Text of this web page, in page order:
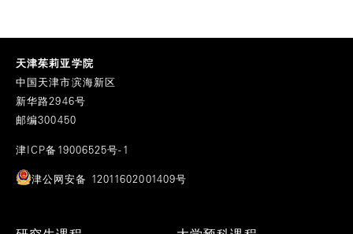
天津茱莉亚学院
中国天津市滨海新区
新华路2946号
邮编300450
津ICP备19006525号-1
津公网安备 12011602001409号